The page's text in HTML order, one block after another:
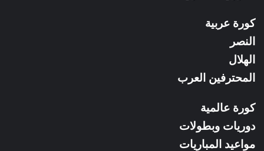
كورة عربية
النصر
الهلال
المحترفين العرب
كورة عالمية
دوريات وبطولات
مواعيد المباريات